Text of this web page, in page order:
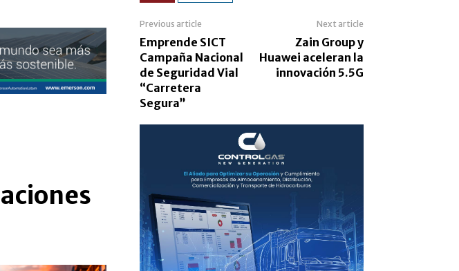
Previous article
Emprende SICT
Campaña Nacional
de Seguridad Vial
“Carretera
Segura”
Next article
Zain Group y
Huawei aceleran la
innovación 5.5G